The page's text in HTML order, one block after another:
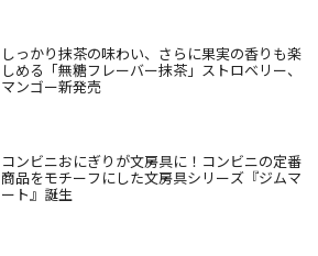
しっかり抹茶の味わい、さらに果実の香りも楽
しめる「無糖フレーバー抹茶」ストロベリー、
マンゴー新発売
コンビニおにぎりが文房具に！コンビニの定番
商品をモチーフにした文房具シリーズ『ジムマ
ート』誕生